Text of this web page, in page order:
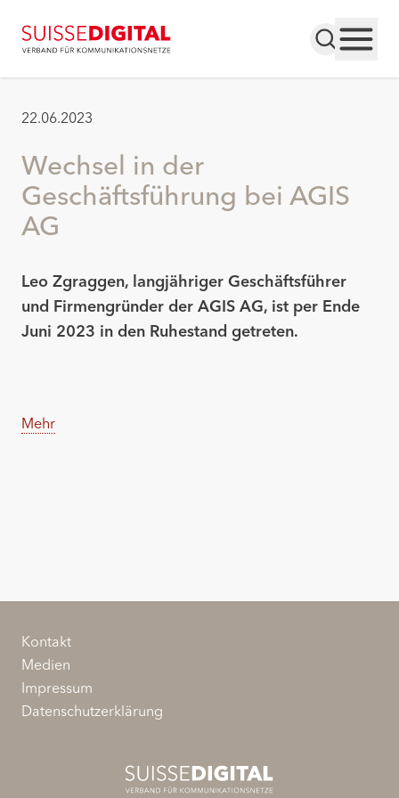
22.06.2023
Wechsel in der
Geschäftsführung bei AGIS
AG
Leo Zgraggen, langjähriger Geschäftsführer
und Firmengründer der AGIS AG, ist per Ende
Juni 2023 in den Ruhestand getreten.
Mehr
Kontakt
Medien
Impressum
Datenschutzerklärung